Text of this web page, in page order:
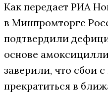
Как передает РИА
в Минпромторге
подтвердили
основе
заверили, что сбои
прекратиться в